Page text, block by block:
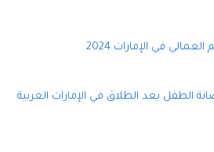
في الإمارات 2024
الطفل بعد الطلاق في الإمارات العربية